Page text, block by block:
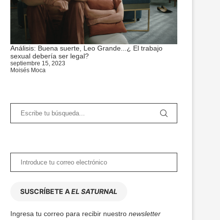
Análisis: Buena suerte, Leo Grande...¿ El trabajo
sexual debería ser legal?
septiembre 15, 2023
Moisés Moca
SUSCRÍBETE AEL SATURNAL
Ingresa tu correo para recibir nuestro newsletter